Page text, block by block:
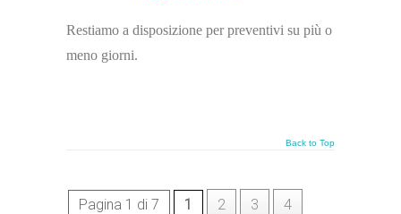
Restiamo a disposizione per preventivi su più o
meno giorni.
Back to Top
Pagina 1 di 7 1 2 3 4